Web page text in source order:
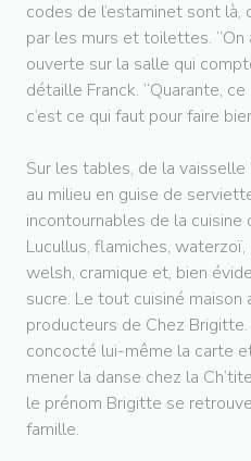
codes de l’estaminet sont
par les murs et toilettes. “On
ouverte sur la salle qui
détaille Franck. “Quarante,
c’est ce qui faut pour faire
Sur les tables, de la
au milieu en guise de
incontournables de la cuisine
Lucullus, flamiches,
welsh, cramique et, bien
sucre. Le tout cuisiné
producteurs de Chez Brigitte.
concocté lui-même la carte
mener la danse chez la
le prénom Brigitte se
famille.